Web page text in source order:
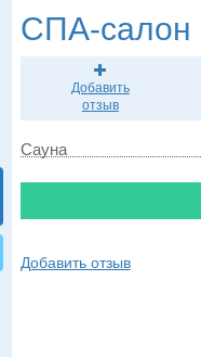
СПА-салон
Добавить
отзыв
Сауна
Добавить отзыв